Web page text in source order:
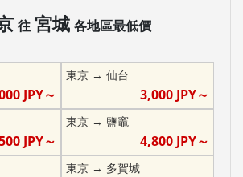
往 宮城 各地區最低價
JPY～
東京→ 仙台
3,000 JPY～
JPY～
東京→ 鹽竈
4,800 JPY～
東京→ 多賀城